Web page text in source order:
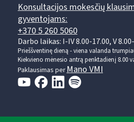
Konsultacijos mokesčių
gyventojams:
+370 5 260 5060
Darbo laikas: I-IV 8.00-17.00, V
Prieššventinę dieną - viena valanda
Kiekvieno mėnesio antrą penktadienį 8.00
Paklausimas per Mano VMI